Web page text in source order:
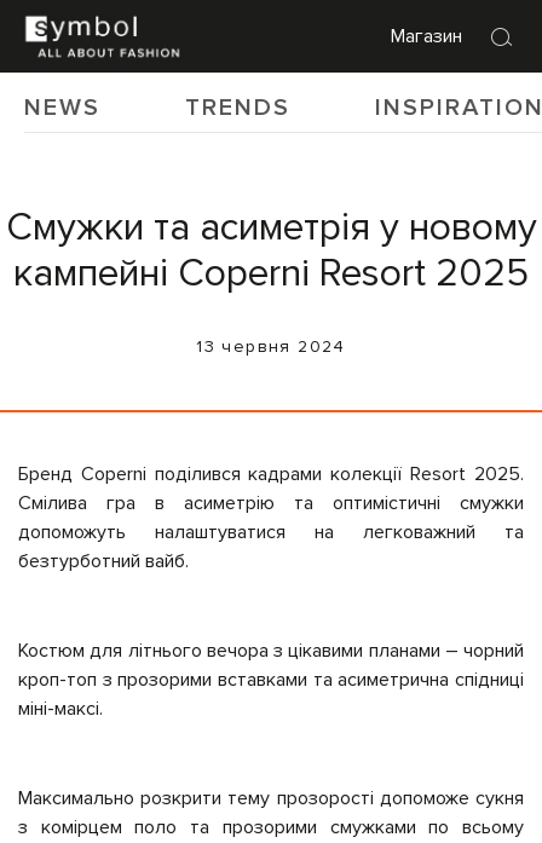
Магазин
NEWS TRENDS
Смужки та асиметрія у новому
кампейні Coperni Resort 2025
13 червня 2024
Бренд Coperni поділився кадрами колекції Resort 2025.
Смілива гра в асиметрію та оптимістичні смужки
допоможуть налаштуватися на легковажний та
безтурботний вайб.
Костюм для літнього вечора з цікавими планами – чорний
кроп-топ з прозорими вставками та асиметрична спідниці
міні-максі.
Максимально розкрити тему прозорості допоможе сукня
з комірцем поло та прозорими смужками по всьому